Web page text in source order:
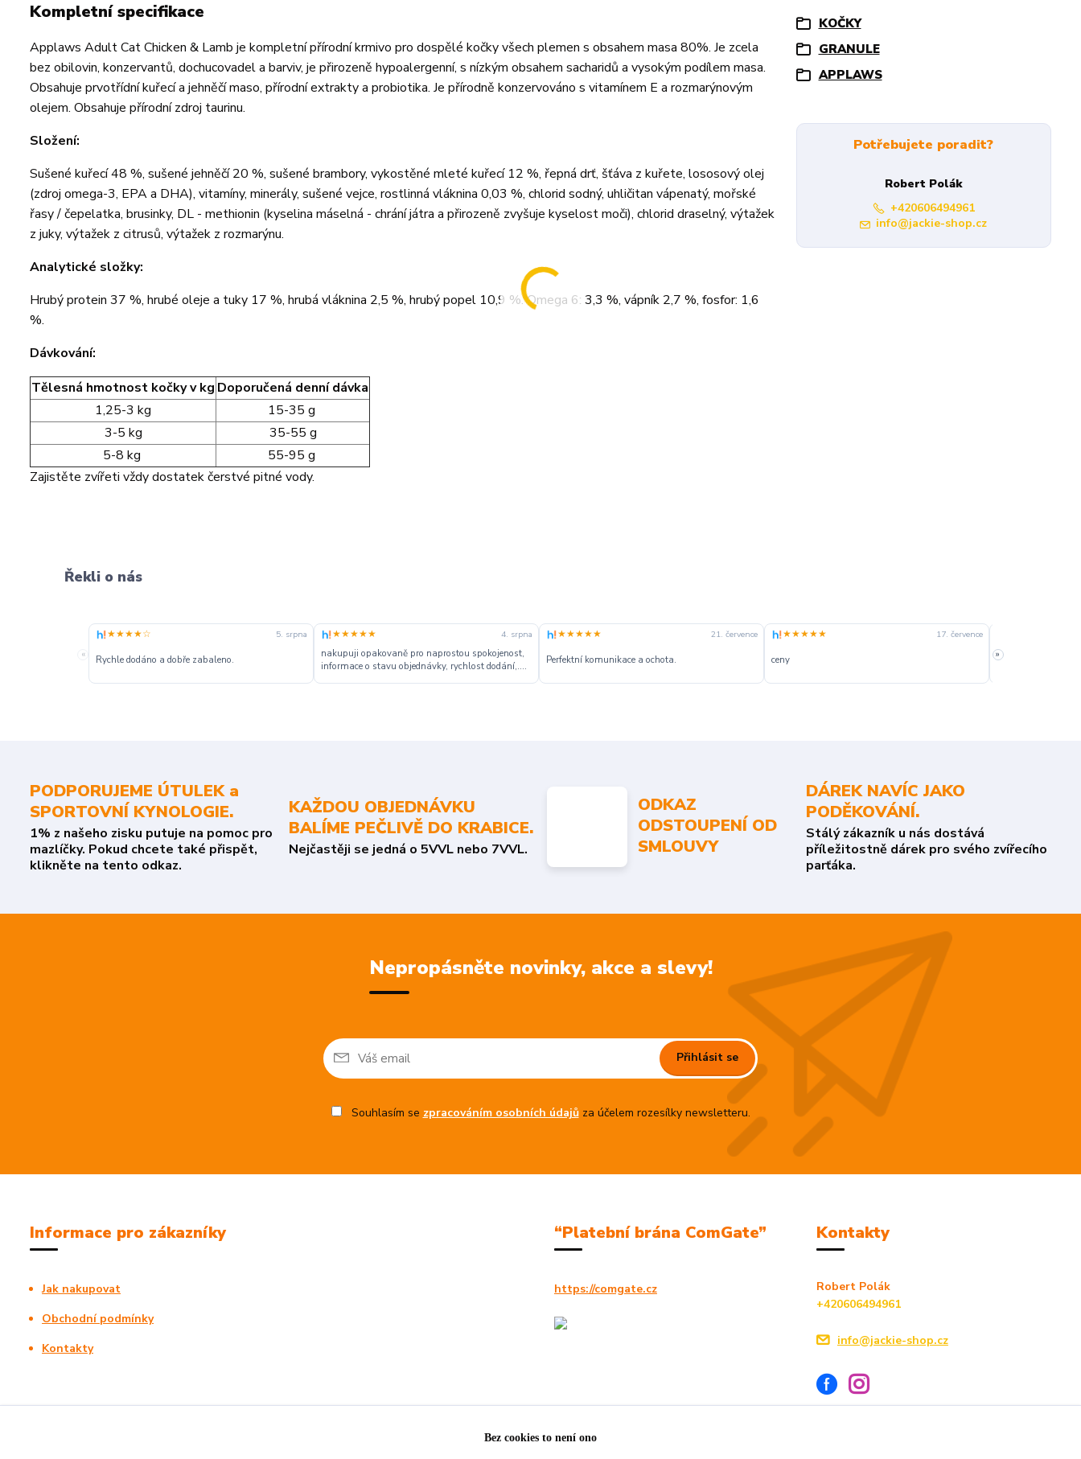
Kompletní specifikace
Applaws Adult Cat Chicken & Lamb je kompletní přírodní krmivo pro dospělé kočky všech plemen s obsahem masa 80%. Je zcela
bez obilovin, konzervantů, dochucovadel a barviv, je přirozeně hypoalergenní, s nízkým obsahem sacharidů a vysokým podílem masa.
Obsahuje prvotřídní kuřecí a jehněčí maso, přírodní extrakty a probiotika. Je přírodně konzervováno s vitamínem E a rozmarýnovým
olejem. Obsahuje přírodní zdroj taurinu.
Složení:
Sušené kuřecí 48 %, sušené jehněčí 20 %, sušené brambory, vykostěné mleté kuřecí 12 %, řepná drť, šťáva z kuřete, lososový olej
(zdroj omega-3, EPA a DHA), vitamíny, minerály, sušené vejce, rostlinná vláknina 0,03 %, chlorid sodný, uhličitan vápenatý, mořské
řasy / čepelatka, brusinky, DL - methionin (kyselina máselná - chrání játra a přirozeně zvyšuje kyselost moči), chlorid draselný, výtažek
z juky, výtažek z citrusů, výtažek z rozmarýnu.
Analytické složky:
Hrubý protein 37 %, hrubé oleje a tuky 17 %, hrubá vláknina 2,5 %, hrubý popel 10,9 %. Omega 6: 3,3 %, vápník 2,7 %, fosfor: 1,6
%.
Dávkování:
Tělesná hmotnost kočky v kg Doporučená denní dávka
1,25-3 kg
15-35 g
3-5 kg
35-55 g
5-8 kg
55-95 g
Zajistěte zvířeti vždy dostatek čerstvé pitné vody.
KOČKY
GRANULE
APPLAWS
Potřebujete poradit?
Robert Polák
+420606494961
info@jackie-shop.cz
Řekli o nás
«
★★★★☆ 5. srpna
Rychle dodáno a dobře zabaleno.
★★★★★ 4. srpna
nakupuji opakovaně pro naprostou spokojenost,
informace o stavu objednávky, rychlost dodání,....
★★★★★ 21. července
Perfektní komunikace a ochota.
★★★★★ 17. července
ceny
slušná rychlost
»
PODPORUJEME ÚTULEK a
SPORTOVNÍ KYNOLOGIE.
1% z našeho zisku putuje na pomoc pro
mazlíčky. Pokud chcete také přispět,
klikněte na tento odkaz.
KAŽDOU OBJEDNÁVKU
BALÍME PEČLIVĚ DO KRABICE.
Nejčastěji se jedná o 5VVL nebo 7VVL.
ODKAZ
ODSTOUPENÍ OD
SMLOUVY
DÁREK NAVÍC JAKO
PODĚKOVÁNÍ.
Stálý zákazník u nás dostává
příležitostně dárek pro svého zvířecího
parťáka.
Nepropásněte novinky, akce a slevy!
Přihlásit se
Souhlasím se zpracováním osobních údajůza účelem rozesílky newsletteru.
Informace pro zákazníky
Jak nakupovat
Obchodní podmínky
Kontakty
“Platební brána ComGate”
https://comgate.cz
Kontakty
Robert Polák
+420606494961
info@jackie-shop.cz
Bez cookies to není ono